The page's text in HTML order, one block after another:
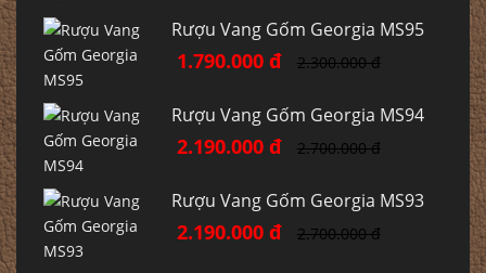
Rượu Vang Gốm Georgia MS95
1.790.000 đ 2.300.000 đ
Rượu Vang Gốm Georgia MS94
2.190.000 đ 2.700.000 đ
Rượu Vang Gốm Georgia MS93
2.190.000 đ 2.700.000 đ